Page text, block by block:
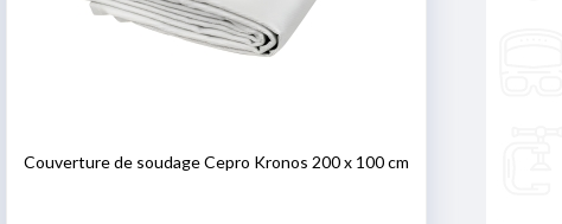
Couverture de soudage Cepro Kronos 200 x 100 cm